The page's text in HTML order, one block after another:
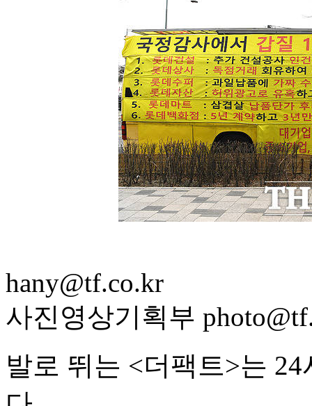
hany@tf.co.kr
사진영상기획부
발로 뛰는 <더팩트>는